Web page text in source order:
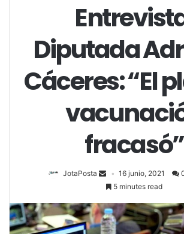
Diputada
Cáceres: “El
fracasó”
JotaPosta 16 junio, 2021
5 minutes read